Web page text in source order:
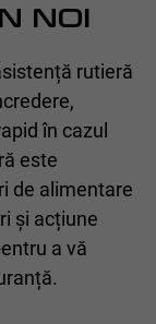
NOI
rutieră
în cazul
este
de alimentare
și acțiune
a vă